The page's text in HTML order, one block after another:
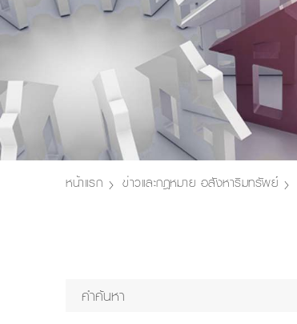
หน้าแรก ข่าวและกฎหมาย อสังหาริมทรัพย์